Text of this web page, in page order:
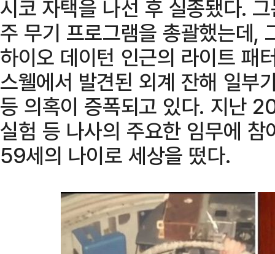
시코 자택을 나선 후 실종됐다.
주 무기 프로그램을 총괄했는데,
하이오 데이턴 인근의 라이트 패
스웰에서 발견된 외계 잔해 일부
등 의혹이 증폭되고 있다. 지난
실험 등 나사의 주요한 임무에
59세의 나이로 세상을 떴다.